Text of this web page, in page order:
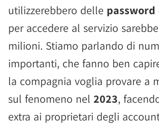
utilizzerebbero delle password
per accedere al servizio
milioni. Stiamo parlando di
importanti, che fanno ben
la compagnia voglia provare a
sul fenomeno nel 2023,
extra ai proprietari degli